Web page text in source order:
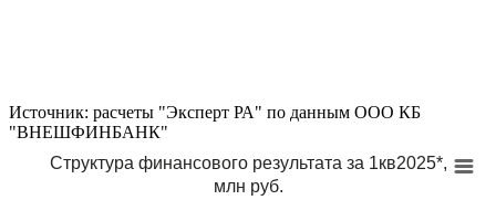
Источник: расчеты "Эксперт РА" по данным ООО КБ
"ВНЕШФИНБАНК"
Структура финансового результата за 1кв2025*,
млн руб.